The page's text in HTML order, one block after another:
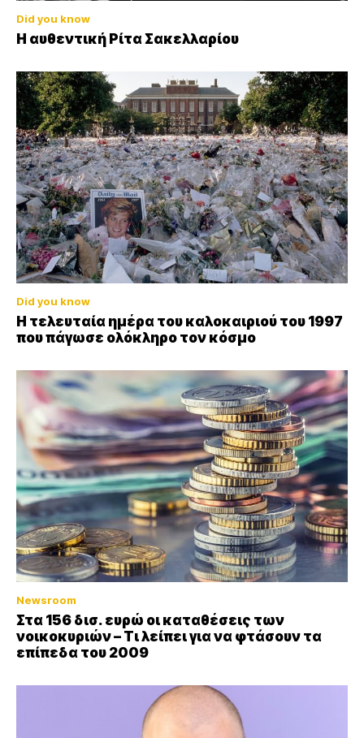
Did you know
Η αυθεντική Ρίτα Σακελλαρίου
Did you know
Η τελευταία ημέρα του καλοκαιριού του 1997
που πάγωσε ολόκληρο τον κόσμο
Newsroom
Στα 156 δισ. ευρώ οι καταθέσεις των
νοικοκυριών – Τι λείπει για να φτάσουν τα
επίπεδα του 2009